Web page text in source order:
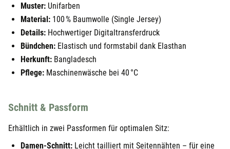
Muster: Unifarben
Material: 100 % Baumwolle (Single Jersey)
Details: Hochwertiger Digitaltransferdruck
Bündchen: Elastisch und formstabil dank Elasthan
Herkunft: Bangladesch
Pflege: Maschinenwäsche bei 40 °C
Schnitt & Passform
Erhältlich in zwei Passformen für optimalen Sitz:
Damen-Schnitt: Leicht tailliert mit Seitennähten – für eine